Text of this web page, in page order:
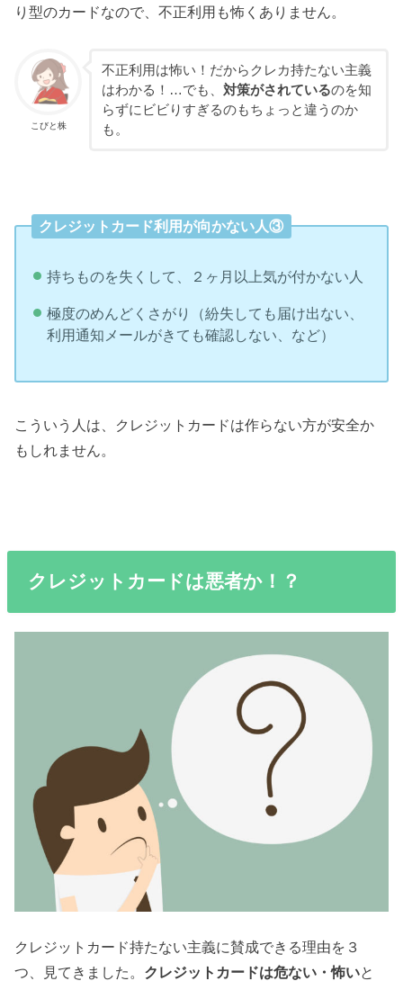
り型のカードなので、不正利用も怖くありません。
こびと株
不正利用は怖い！だからクレカ持たない主義
はわかる！…でも、 対策がされているのを知
らずにビビりすぎるのもちょっと違うのか
も。
クレジットカード利用が向かない人③
持ちものを失くして、２ヶ月以上気が付かない人
極度のめんどくさがり（紛失しても届け出ない、
利用通知メールがきても確認しない、など）
こういう人は、クレジットカードは作らない方が安全か
もしれません。
クレジットカードは悪者か！？
クレジットカード持たない主義に賛成できる理由を３
つ、見てきました。 クレジットカードは危ない・怖いと